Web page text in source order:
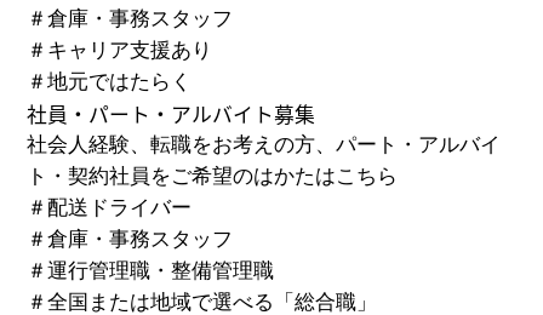
＃倉庫・事務スタッフ
＃ キャリア支援あり
＃地元ではたらく
社員・パート・アルバイト募集
社会人経験、転職をお考えの方、パート・アルバイ
ト・契約社員をご希望のはかたはこちら
＃配送ドライバー
＃倉庫・事務スタッフ
＃運行管理職・整備管理職
＃全国または地域で選べる「総合職」